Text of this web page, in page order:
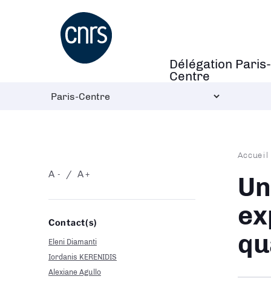
Navigation
principale
Délégation Paris-
Centre
-
A +
A
Contact(s)
Eleni Diamanti
Iordanis KERENIDIS
Alexiane Agullo
Fil
Accueil